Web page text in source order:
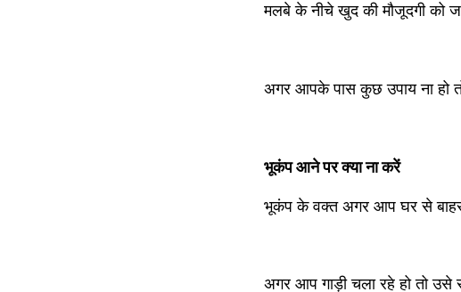
मलबे के नीचे खुद की मौजूदगी को
अगर आपके पास कुछ उपाय ना हो
भूकंप आने पर क्या ना करें
भूकंप के वक्त अगर आप घर से बाहर
अगर आप गाड़ी चला रहे हो तो उसे